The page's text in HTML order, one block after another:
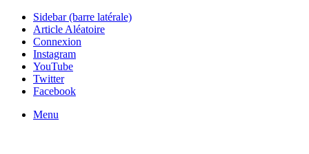
Sidebar (barre latérale)
Article Aléatoire
Connexion
Instagram
YouTube
Twitter
Facebook
Menu